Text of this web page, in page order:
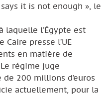
it is not enough », le
laquelle l’Égypte est
presse l’UE
en matière de
régime juge
de 200 millions d’euros
actuellement, pour la